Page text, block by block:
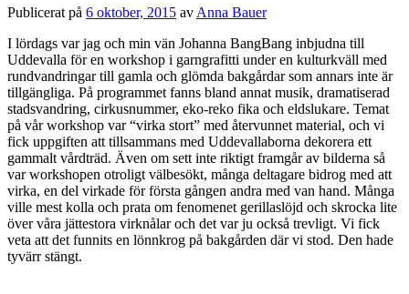
Publicerat på 6 oktober, 2015 av Anna Bauer
I lördags var jag och min vän Johanna BangBang inbjudna till
Uddevalla för en workshop i garngrafitti under en kulturkväll med
rundvandringar till gamla och glömda bakgårdar som annars inte är
tillgängliga. På programmet fanns bland annat musik, dramatiserad
stadsvandring, cirkusnummer, eko-reko fika och eldslukare. Temat
på vår workshop var “virka stort” med återvunnet material, och vi
fick uppgiften att tillsammans med Uddevallaborna dekorera ett
gammalt vårdträd. Även om sett inte riktigt framgår av bilderna så
var workshopen otroligt välbesökt, många deltagare bidrog med att
virka, en del virkade för första gången andra med van hand. Många
ville mest kolla och prata om fenomenet gerillaslöjd och skrocka lite
över våra jättestora virknålar och det var ju också trevligt. Vi fick
veta att det funnits en lönnkrog på bakgården där vi stod. Den hade
tyvärr stängt.